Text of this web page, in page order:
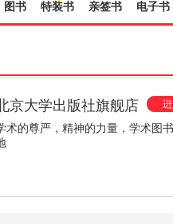
图书 特装书 亲签书 电子书
京大学出版社旗舰店
术的尊严，精神的力量，学术图